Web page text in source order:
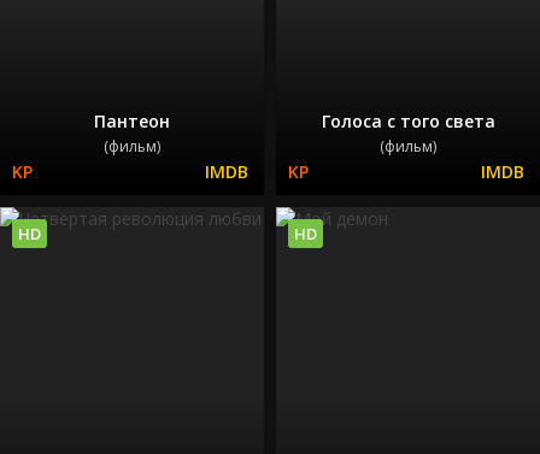
Пантеон
(фильм)
Голоса с того света
(фильм)
HD HD